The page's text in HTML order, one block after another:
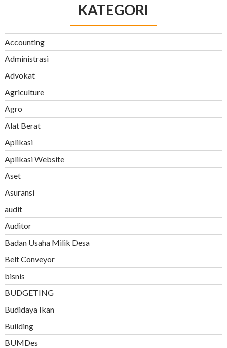
KATEGORI
Accounting
Administrasi
Advokat
Agriculture
Agro
Alat Berat
Aplikasi
Aplikasi Website
Aset
Asuransi
audit
Auditor
Badan Usaha Milik Desa
Belt Conveyor
bisnis
BUDGETING
Budidaya Ikan
Building
BUMDes